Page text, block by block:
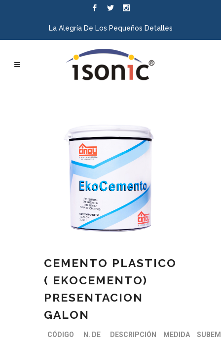
La Alegría De Los Pequeños Detalles
CEMENTO PLASTICO
( EKOCEMENTO)
PRESENTACION
GALON
CÓDIGO
N. DE
DESCRIPCIÓN MEDIDA